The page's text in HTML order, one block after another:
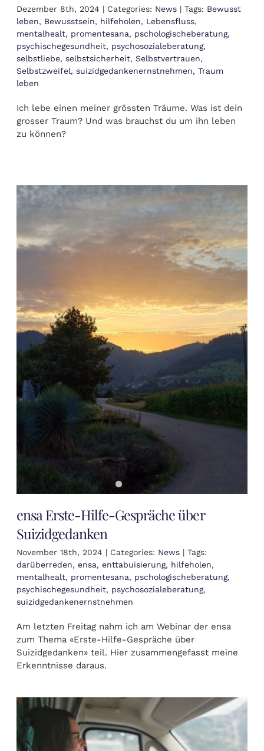
Dezember 8th, 2024 | Categories: News | Tags: Bewusst
leben, Bewusstsein, hilfeholen, Lebensfluss,
mentalhealt, promentesana, pschologischeberatung,
psychischegesundheit, psychosozialeberatung,
selbstliebe, selbstsicherheit, Selbstvertrauen,
Selbstzweifel, suizidgedankenernstnehmen, Traum
leben
Ich lebe einen meiner grössten Träume. Was ist dein
grosser Traum? Und was brauchst du um ihn leben
zu können?
ensa Erste-Hilfe-Gespräche über
Suizidgedanken
November 18th, 2024 | Categories: News | Tags:
darüberreden, ensa, enttabuisierung, hilfeholen,
mentalhealt, promentesana, pschologischeberatung,
psychischegesundheit, psychosozialeberatung,
suizidgedankenernstnehmen
Am letzten Freitag nahm ich am Webinar der ensa
zum Thema «Erste-Hilfe-Gespräche über
Suizidgedanken» teil. Hier zusammengefasst meine
Erkenntnisse daraus.